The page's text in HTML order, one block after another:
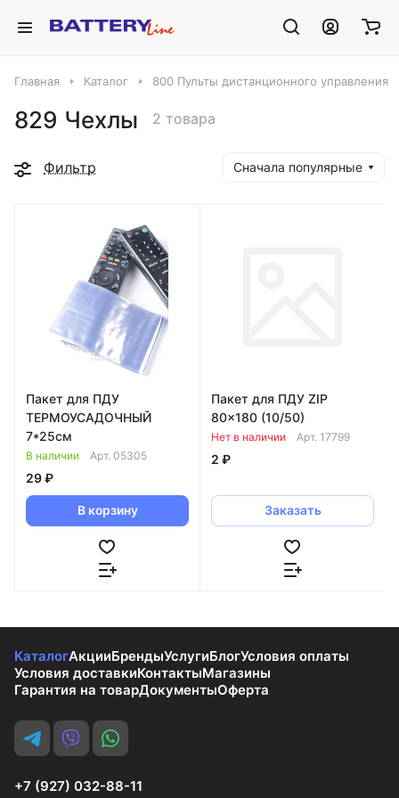
Главная Каталог 800 Пульты дистанционного управления
829 Чехлы 2 товара
Фильтр Сначала популярные
Пакет для ПДУ
ТЕРМОУСАДОЧНЫЙ
7*25см
В наличии Арт. 05305
29 ₽
В корзину
Пакет для ПДУ ZIP
80x180 (10/50)
Нет в наличии Арт. 17799
2 ₽
Заказать
КаталогАкцииБрендыУслугиБлогУсловия оплаты
Условия доставкиКонтактыМагазины
Гарантия на товарДокументыОферта
+7 (927) 032-88-11